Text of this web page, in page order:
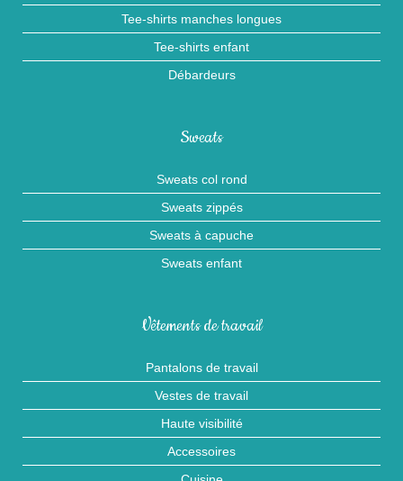
Tee-shirts manches longues
Tee-shirts enfant
Débardeurs
Sweats
Sweats col rond
Sweats zippés
Sweats à capuche
Sweats enfant
Vêtements de travail
Pantalons de travail
Vestes de travail
Haute visibilité
Accessoires